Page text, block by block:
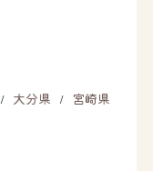
/ 大分県 / 宮崎県